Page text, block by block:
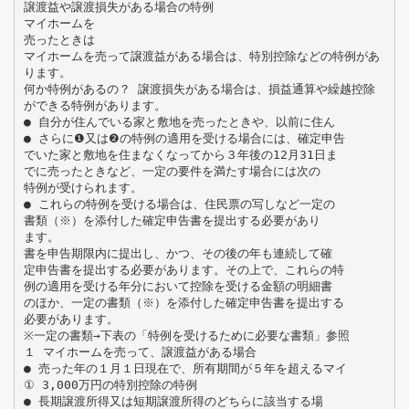
譲渡益や譲渡損失がある場合の特例
マイホームを
売ったときは
マイホームを売って譲渡益がある場合は、特別控除などの特例があ
ります。
何か特例があるの？ 譲渡損失がある場合は、損益通算や繰越控除
ができる特例があります。
● 自分が住んでいる家と敷地を売ったときや、以前に住ん
● さらに❶又は❷の特例の適用を受ける場合には、確定申告
でいた家と敷地を住まなくなってから３年後の12月31日ま
でに売ったときなど、一定の要件を満たす場合には次の
特例が受けられます。
● これらの特例を受ける場合は、住民票の写しなど一定の
書類（※）を添付した確定申告書を提出する必要があり
ます。
書を申告期限内に提出し、かつ、その後の年も連続して確
定申告書を提出する必要があります。その上で、これらの特
例の適用を受ける年分において控除を受ける金額の明細書
のほか、一定の書類（※）を添付した確定申告書を提出する
必要があります。
※一定の書類→下表の「特例を受けるために必要な書類」参照
１ マイホームを売って、譲渡益がある場合
● 売った年の１月１日現在で、所有期間が５年を超えるマイ
① 3,000万円の特別控除の特例
● 長期譲渡所得又は短期譲渡所得のどちらに該当する場